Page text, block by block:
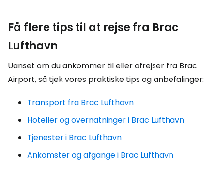
Få flere tips til at rejse fra Brac
Lufthavn
Uanset om du ankommer til eller afrejser fra Brac
Airport, så tjek vores praktiske tips og anbefalinger:
Transport fra Brac Lufthavn
Hoteller og overnatninger i Brac Lufthavn
Tjenester i Brac Lufthavn
Ankomster og afgange i Brac Lufthavn